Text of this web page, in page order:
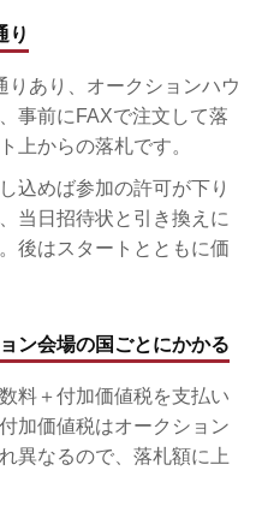
り
りあり、オークションハウ
事前にFAXで注文して落
上からの落札です。
込めば参加の許可が下り
当日招待状と引き換えに
後はスタートとともに価
ン会場の国ごとにかかる
料＋付加価値税を支払い
加価値税はオークション
異なるので、落札額に上